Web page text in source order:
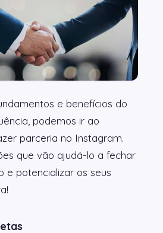
e benefícios do
podemos ir ao
parceria no Instagram.
que vão ajudá-lo a fechar
e potencializar os seus